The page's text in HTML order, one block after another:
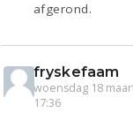
afgerond.
fryskefaam
woensdag 18
17:36